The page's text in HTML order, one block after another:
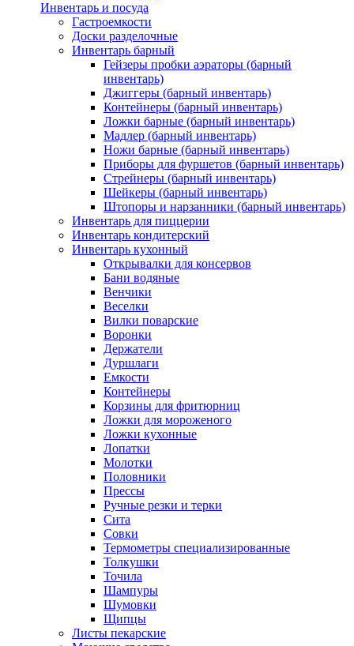
Инвентарь и посуда
Гастроемкости
Доски разделочные
Инвентарь барный
Гейзеры пробки аэраторы (барный
инвентарь)
Джиггеры (барный инвентарь)
Контейнеры (барный инвентарь)
Ложки барные (барный инвентарь)
Мадлер (барный инвентарь)
Ножи барные (барный инвентарь)
Приборы для фуршетов (барный инвентарь)
Стрейнеры (барный инвентарь)
Шейкеры (барный инвентарь)
Штопоры и нарзанники (барный инвентарь)
Инвентарь для пиццерии
Инвентарь кондитерский
Инвентарь кухонный
Открывалки для консервов
Бани водяные
Венчики
Веселки
Вилки поварские
Воронки
Держатели
Дуршлаги
Емкости
Контейнеры
Корзины для фритюрниц
Ложки для мороженого
Ложки кухонные
Лопатки
Молотки
Половники
Прессы
Ручные резки и терки
Сита
Совки
Термометры специализированные
Толкушки
Точила
Шампуры
Шумовки
Щипцы
Листы пекарские